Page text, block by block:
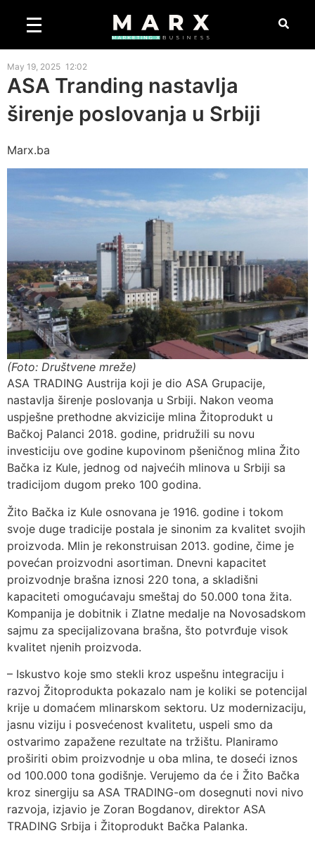
May 19, 2025 12:02
ASA Tranding nastavlja
širenje poslovanja u Srbiji
Marx.ba
(Foto: Društvene mreže)
ASA TRADING Austrija koji je dio ASA Grupacije,
nastavlja širenje poslovanja u Srbiji. Nakon veoma
uspješne prethodne akvizicije mlina Žitoprodukt u
Bačkoj Palanci 2018. godine, pridružili su novu
investiciju ove godine kupovinom pšeničnog mlina Žito
Bačka iz Kule, jednog od najvećih mlinova u Srbiji sa
tradicijom dugom preko 100 godina.
Žito Bačka iz Kule osnovana je 1916. godine i tokom
svoje duge tradicije postala je sinonim za kvalitet svojih
proizvoda. Mlin je rekonstruisan 2013. godine, čime je
povećan proizvodni asortiman. Dnevni kapacitet
proizvodnje brašna iznosi 220 tona, a skladišni
kapaciteti omogućavaju smeštaj do 50.000 tona žita.
Kompanija je dobitnik i Zlatne medalje na Novosadskom
sajmu za specijalizovana brašna, što potvrđuje visok
kvalitet njenih proizvoda.
– Iskustvo koje smo stekli kroz uspešnu integraciju i
razvoj Žitoprodukta pokazalo nam je koliki se potencijal
krije u domaćem mlinarskom sektoru. Uz modernizaciju,
jasnu viziju i posvećenost kvalitetu, uspeli smo da
ostvarimo zapažene rezultate na tržištu. Planiramo
proširiti obim proizvodnje u oba mlina, te doseći iznos
od 100.000 tona godišnje. Verujemo da će i Žito Bačka
kroz sinergiju sa ASA TRADING-om dosegnuti novi nivo
razvoja, izjavio je Zoran Bogdanov, direktor ASA
TRADING Srbija i Žitoprodukt Bačka Palanka.